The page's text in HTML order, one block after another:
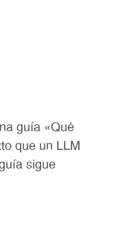
guía «Qué
que un LLM
sigue